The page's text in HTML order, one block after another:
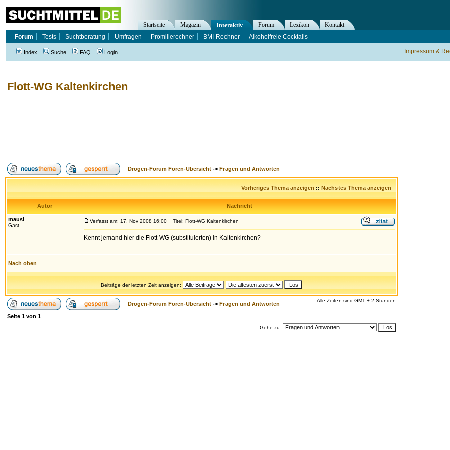
Flott-WG Kaltenkirchen
Drogen-Forum Foren-Übersicht -> Fragen und Antworten
Vorheriges Thema anzeigen :: Nächstes Thema anzeigen
Autor Nachricht
mausi
Gast
Verfasst am: 17. Nov 2008 16:00 Titel: Flott-WG Kaltenkirchen
Kennt jemand hier die Flott-WG (substituierten) in Kaltenkirchen?
Nach oben
Beiträge der letzten Zeit anzeigen:
Drogen-Forum Foren-Übersicht -> Fragen und Antworten
Alle Zeiten sind GMT + 2 Stunden
Seite 1 von 1
Gehe zu:
Impressum &
Startseite Magazin Interaktiv Forum Lexikon
Kontakt
Forum
Tests Suchtberatung Umfragen Promillerechner BMI-Rechner Alkoholfreie Cocktails
Index Suche FAQ Login